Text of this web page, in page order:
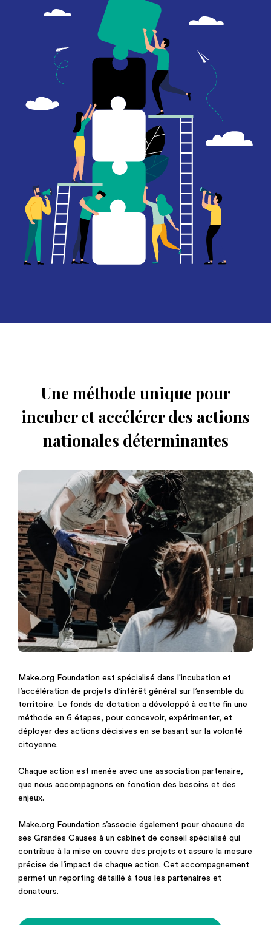
Une méthode unique pour
incuber et accélérer des actions
nationales déterminantes
Make.org Foundation est spécialisé dans l'incubation et
l’accélération de projets d’intérêt général sur l’ensemble du
territoire. Le fonds de dotation a développé à cette fin une
méthode en 6 étapes, pour concevoir, expérimenter, et
déployer des actions décisives en se basant sur la volonté
citoyenne.
Chaque action est menée avec une association partenaire,
que nous accompagnons en fonction des besoins et des
enjeux.
Make.org Foundation s’associe également pour chacune de
ses Grandes Causes à un cabinet de conseil spécialisé qui
contribue à la mise en œuvre des projets et assure la mesure
précise de l’impact de chaque action. Cet accompagnement
permet un reporting détaillé à tous les partenaires et
donateurs.